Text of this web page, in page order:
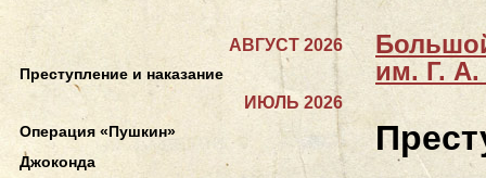
им. Г. А.
АВГУСТ 2026
Преступление и наказание
ИЮЛЬ 2026
Операция «Пушкин»
Джоконда